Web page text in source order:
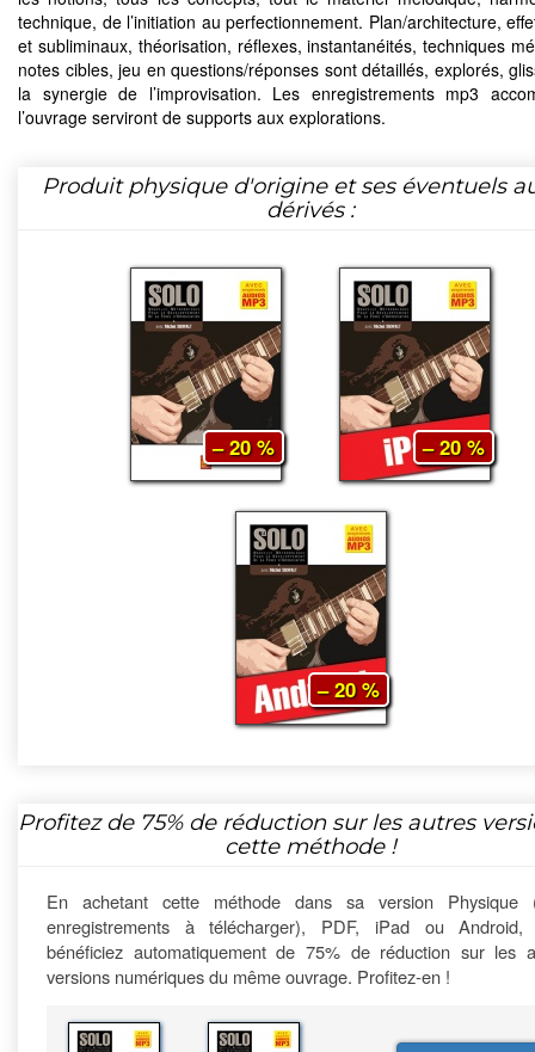
technique, de l’initiation au perfectionnement. Plan/architecture,
et subliminaux, théorisation, réflexes, instantanéités, techniques
notes cibles, jeu en questions/réponses sont détaillés, explorés,
la synergie de l’improvisation. Les enregistrements mp3
l’ouvrage serviront de supports aux explorations.
Produit physique d'origine et ses éventuels
dérivés :
– 20 % – 20 %
– 20 %
Profitez de 75%de réduction sur les autres
cette méthode !
En achetant cette méthode dans sa version Physique
enregistrements à télécharger), PDF, iPad ou Android,
bénéficiez automatiquement de 75% de réduction sur les
versions numériques du même ouvrage. Profitez-en !